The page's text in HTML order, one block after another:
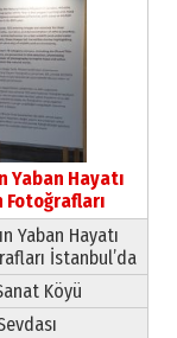
Yaban Hayatı
Fotoğrafları
Yaban Hayatı
İstanbul’da
Köyü